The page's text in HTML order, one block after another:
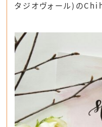
タジオヴォール)の